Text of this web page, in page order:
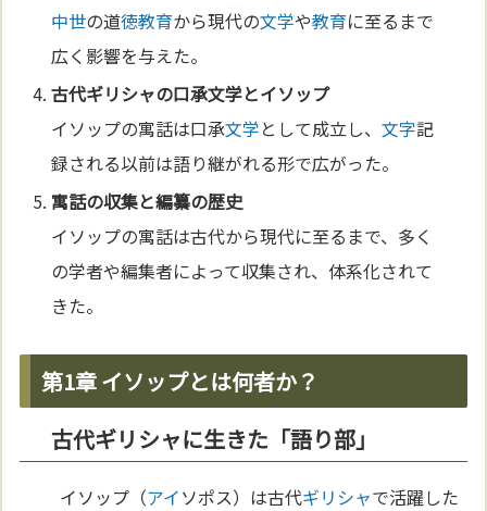
中世の道徳教育から現代の文学や教育に至るまで
広く影響を与えた。
古代ギリシャの口承文学とイソップ
イソップの寓話は口承文学として成立し、文字記
録される以前は語り継がれる形で広がった。
寓話の収集と編纂の歴史
イソップの寓話は古代から現代に至るまで、多く
の学者や編集者によって収集され、体系化されて
きた。
第1章 イソップとは何者か？
古代ギリシャに生きた「語り部」
イソップ（アイソポス）は古代ギリシャで活躍した